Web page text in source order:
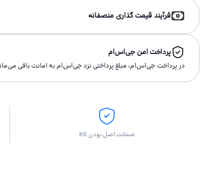
فرآیند قیمت گذاری منصفانه
پرداخت امن جی‌اس‌ام
در پرداخت جی‌اس‌ام، مبلغ پرداختى نزد جی‌اس‌ام به امانت باقى
ضمانت اصل بودن کالا